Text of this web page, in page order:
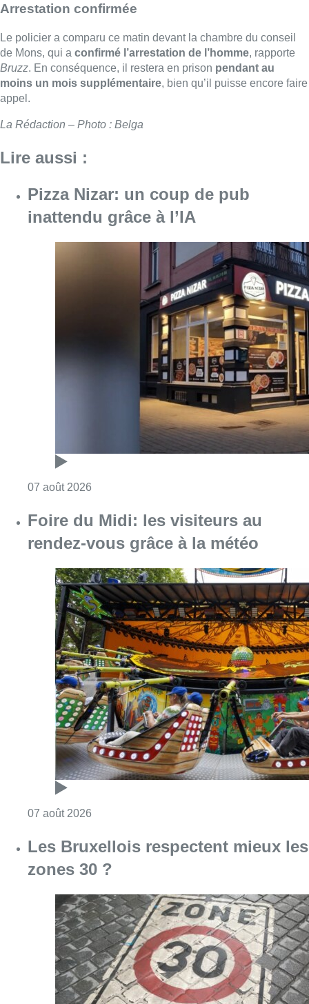
Arrestation confirmée
Le policier a comparu ce matin devant la chambre du conseil
de Mons, qui a confirmé l’arrestation de l’homme, rapporte
Bruzz. En conséquence, il restera en prison pendant au
moins un mois supplémentaire, bien qu’il puisse encore faire
appel.
La Rédaction – Photo : Belga
Lire aussi :
Pizza Nizar: un coup de pub
inattendu grâce à l’IA
07 août 2026
Foire du Midi: les visiteurs au
rendez-vous grâce à la météo
07 août 2026
Les Bruxellois respectent mieux les
zones 30 ?